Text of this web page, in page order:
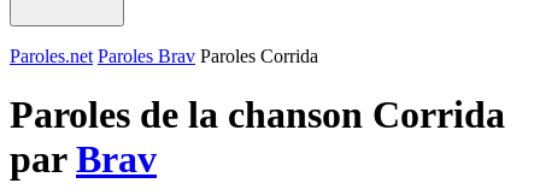
Paroles.net Paroles Brav Paroles Corrida
Paroles de la chanson Corrida
parBrav